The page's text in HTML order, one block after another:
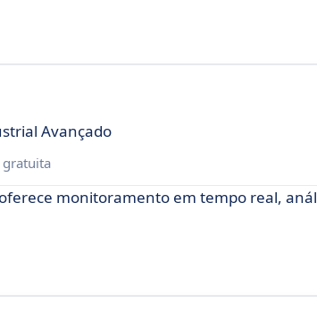
Avançado
gratuita
monitoramento em tempo real,